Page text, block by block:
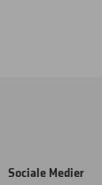
Sociale Medier